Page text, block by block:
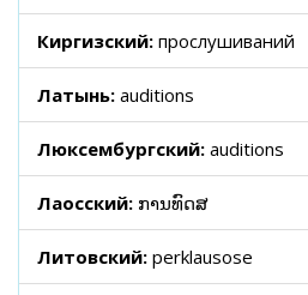
Киргизский: прослушиваний
Латынь: auditions
Люксембургский: auditions
Лаосский: ການທົດສ
Литовский: perklausose